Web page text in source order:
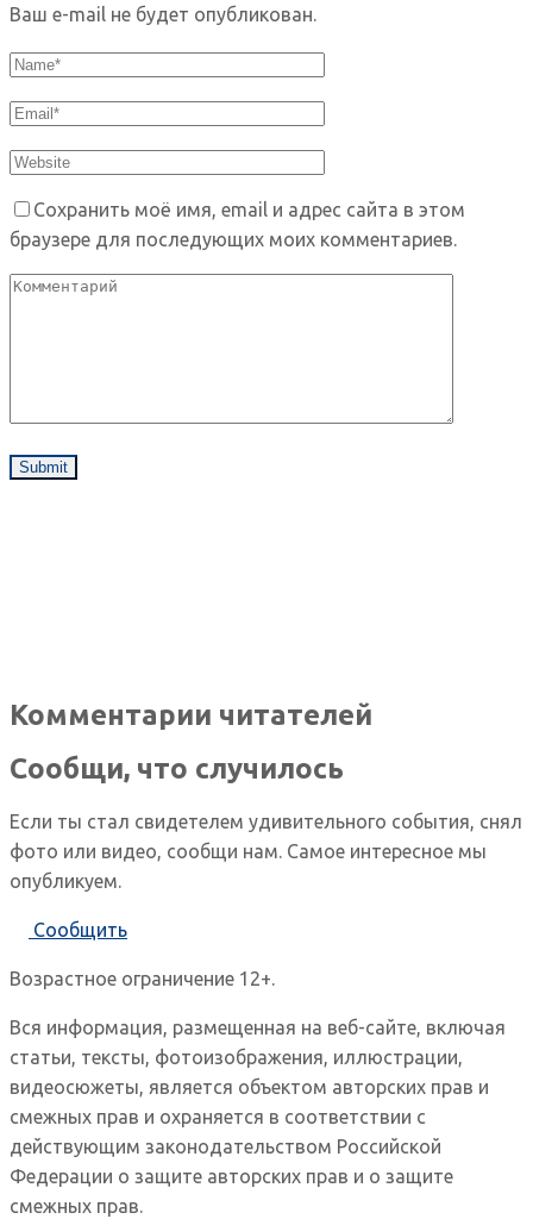
Ваш e-mail не будет опубликован.
Сохранить моё имя, email и адрес сайта в этом
браузере для последующих моих комментариев.
Комментарии читателей
Сообщи, что случилось
Если ты стал свидетелем удивительного события, снял
фото или видео, сообщи нам. Самое интересное мы
опубликуем.
Сообщить
Возрастное ограничение 12+.
Вся информация, размещенная на веб-сайте, включая
статьи, тексты, фотоизображения, иллюстрации,
видеосюжеты, является объектом авторских прав и
смежных прав и охраняется в соответствии с
действующим законодательством Российской
Федерации о защите авторских прав и о защите
смежных прав.